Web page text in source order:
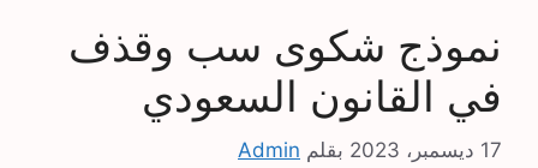
نموذج شكوى سب وقذف
في القانون السعودي
17 ديسمبر، 2023 بقلم Admin